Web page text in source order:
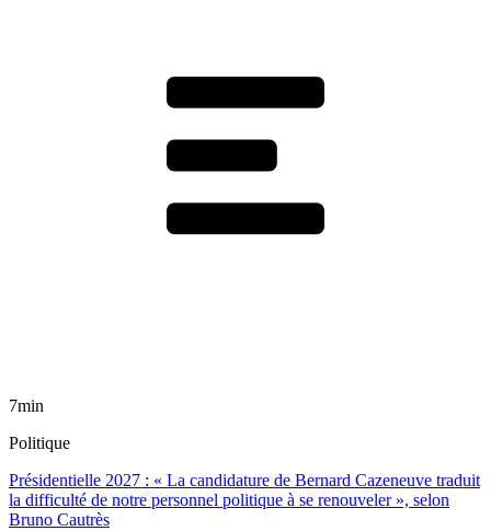
7min
Politique
Présidentielle 2027 : « La candidature de Bernard Cazeneuve traduit
la difficulté de notre personnel politique à se renouveler », selon
Bruno Cautrès